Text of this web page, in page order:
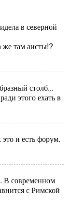
в северной
же там аисты!?
столб...
этого ехать в
это и есть форум.
В современном
с Римской